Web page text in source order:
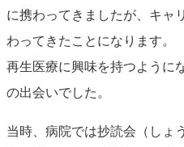
に携わってきましたが、キャ
わってきたことになります。
再生医療に興味を持つように
の出会いでした。
当時、病院では抄読会（しょ